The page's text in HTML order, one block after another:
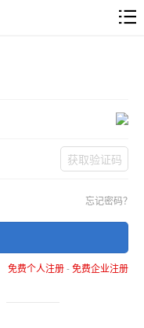
获取验证码
忘记密码？
免费个人注册-免费企业注册